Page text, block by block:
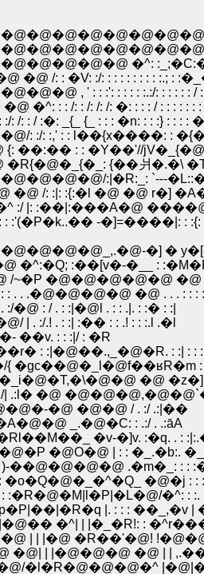
�^:
, ' : : :': : : : : :.:/: : : : : : / :
: : /: : /: /: /: �: : : : / : : : : : : :
: : / :�: _{_ {_ : : : �n: : : :} : : :
: :/: :,' : : l��{x����: :
{: ��:�� : : �Y��'//
{��爿�.�\ �T
:|�R:_: `---
/: :|: :{:�l �@ �@ r�]
:/ |: :��|:���A�@ ����@
: :'(�P�k..�� -�]=����|: : :{:
�] � y�[-
�^:�Q; :��[v�-�__ :
/~�P �@�@�@�@�@
. . .�@�@�@�@ �@ . . . : :
: / . : :|�@l . : : .|. : :� : :|
| . :/.! . : :| :�� : : .! : : :.l .�l
��v. : : :|/ : �R
: :|�@��.,_�@�R. : :| : : :
�gc��@�_l�@f��ʁR�m : /
�@
.:l� �@
�@ �@�@ / . :/ .:|��
_.�@�C: : .:/ . .:āA
�v-�]v. :�q. . :
�@O�@ | : : �_.�b:. �_
��@�@�@�@ .�m�_: : :
�@�j : : :
�^: : :.
|. : : : ��_,�v |
�^| | |�_�R!: :
| | |�@ �R��'�@!
�@| | |�@�@�@ �@ | |
�l�R�@�@�@�^